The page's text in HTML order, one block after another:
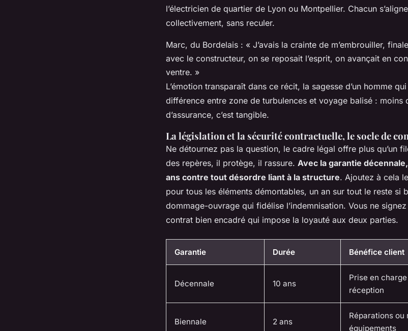
l’électricien de quartier de Lyon ou Montpellier. Chacun
collectivement, sans reculer.
Marc, du Bordelais : « J’avais la crainte de m’embrouiller,
avec le constructeur, on se reposait l’esprit, on avançait en
ventre. »
L’émotion transparaît dans ce récit, la sagesse d’un homme
différence entre zone de turbulences et voyage balisé : moins
d’assurance, c’est tangible.
La législation et la sécurité contractuelle, le socle de
Ne détournez pas la question, le cadre légal offre plus qu’un
des repères, il protège, il rassure. Avec la garantie
ans contre tout désordre liant à la structure. Ajoutez à cela
pour tous les éléments démontables, un an sur tout le reste si
dommage-ouvrage qui fidélise l’indemnisation. Vous ne
contrat bien encadré qui impose la loyauté aux deux parties.
Garantie Durée Bénéfice client
Décennale 10 ans
Prise en
réception
Biennale 2 ans
Réparations ou
équipements